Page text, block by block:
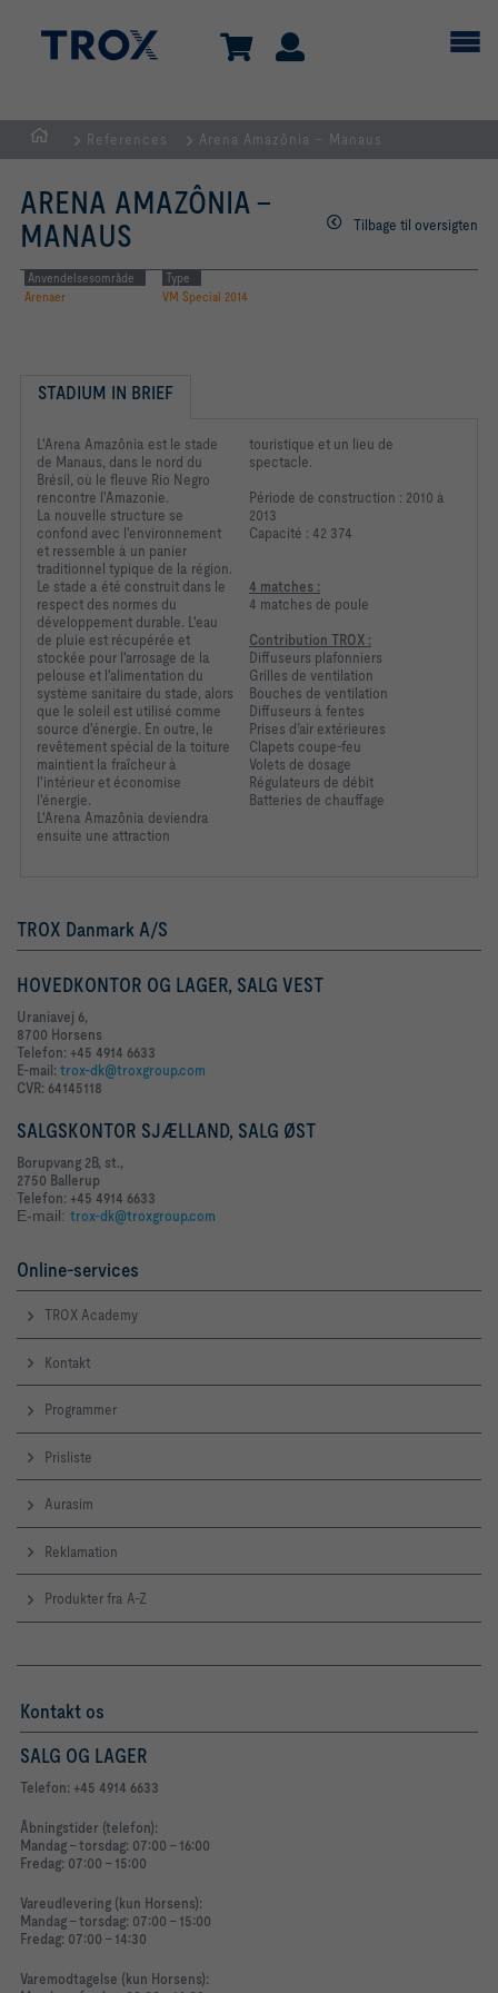
dk
References Arena Amazônia – Manaus
ARENA AMAZÔNIA –
MANAUS
Tilbage til oversigten
Anvendelsesområde
Arenaer
Type
VM Special 2014
STADIUM IN BRIEF
L'Arena Amazônia est le stade
de Manaus, dans le nord du
Brésil, où le fleuve Rio Negro
rencontre l'Amazonie.
La nouvelle structure se
confond avec l'environnement
et ressemble à un panier
traditionnel typique de la région.
Le stade a été construit dans le
respect des normes du
développement durable. L'eau
de pluie est récupérée et
stockée pour l'arrosage de la
pelouse et l'alimentation du
système sanitaire du stade, alors
que le soleil est utilisé comme
source d'énergie. En outre, le
revêtement spécial de la toiture
maintient la fraîcheur à
l'intérieur et économise
l'énergie.
L'Arena Amazônia deviendra
ensuite une attraction
touristique et un lieu de
spectacle.
Période de construction : 2010 à
2013
Capacité : 42 374
4 matches :
4 matches de poule
Contribution TROX :
Diffuseurs plafonniers
Grilles de ventilation
Bouches de ventilation
Diffuseurs à fentes
Prises d’air extérieures
Clapets coupe-feu
Volets de dosage
Régulateurs de débit
Batteries de chauffage
TROX Danmark A/S
HOVEDKONTOR OG LAGER, SALG VEST
Uraniavej 6,
8700 Horsens
Telefon: +45 4914 6633
E-mail: trox-dk@troxgroup.com
CVR: 64145118
SALGSKONTOR SJÆLLAND, SALG ØST
Borupvang 2B, st.,
2750 Ballerup
Telefon: +45 4914 6633
E-mail: trox-dk@troxgroup.com
Online-services
TROX Academy
Kontakt
Programmer
Prisliste
Aurasim
Reklamation
Produkter fra A-Z
Kontakt os
SALG OG LAGER
Telefon: +45 4914 6633
Åbningstider (telefon):
Mandag - torsdag: 07:00 - 16:00
Fredag: 07:00 - 15:00
Vareudlevering (kun Horsens):
Mandag - torsdag: 07:00 - 15:00
Fredag: 07:00 - 14:30
Varemodtagelse (kun Horsens):